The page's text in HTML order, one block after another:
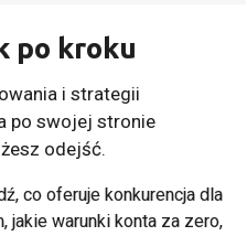
po kroku
i strategii
po swojej stronie
odejść.
co oferuje konkurencja dla
jakie warunki konta za zero,